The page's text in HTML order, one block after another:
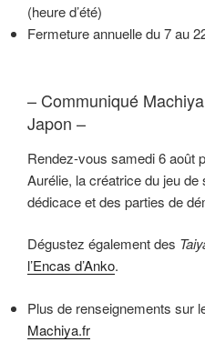
(heure d’été)
Fermeture annuelle du 7 au
– Communiqué
Japon –
Rendez-vous samedi 6 août
Aurélie, la créatrice du jeu de
dédicace et des parties de
Dégustez également des
l’Encas d’Anko.
Plus de renseignements sur
Machiya.fr